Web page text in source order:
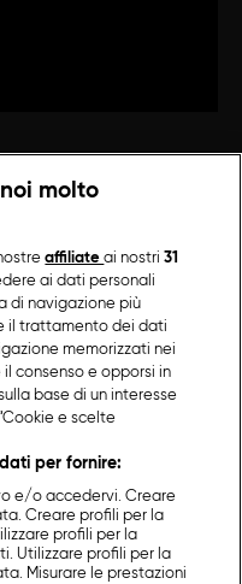
molto
affiliateai nostri31
ai dati personali
di navigazione più
il trattamento dei dati
memorizzati nei
consenso e opporsi in
base di un interesse
e scelte
per fornire:
e/o accedervi. Creare
Creare profili per la
profili per la
Utilizzare profili per la
Misurare le prestazioni